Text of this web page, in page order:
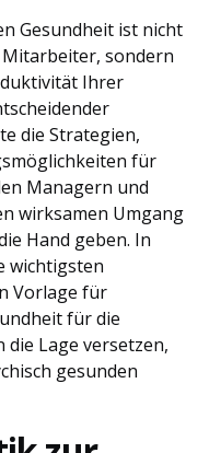
Gesundheit ist nicht
sondern
Ihrer
die Strategien,
für
Managern und
wirksamen Umgang
Hand geben. In
wichtigsten
Vorlage für
für die
die Lage versetzen,
gesunden